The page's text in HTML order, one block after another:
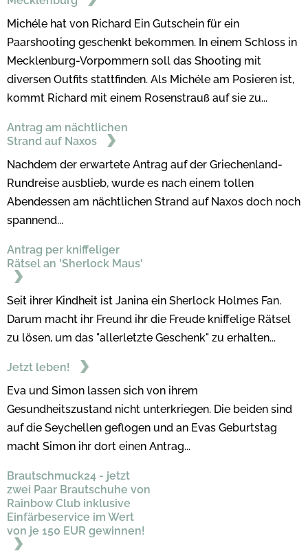
Michéle hat von Richard Ein Gutschein für ein
Paarshooting geschenkt bekommen. In einem Schloss in
Mecklenburg-Vorpommern soll das Shooting mit
diversen Outfits stattfinden. Als Michéle am Posieren ist,
kommt Richard mit einem Rosenstrauß auf sie zu...
Antrag am nächtlichen
Strand auf Naxos
Nachdem der erwartete Antrag auf der Griechenland-
Rundreise ausblieb, wurde es nach einem tollen
Abendessen am nächtlichen Strand auf Naxos doch noch
spannend...
Antrag per kniffeliger
Rätsel an 'Sherlock Maus'
Seit ihrer Kindheit ist Janina ein Sherlock Holmes Fan.
Darum macht ihr Freund ihr die Freude kniffelige Rätsel
zu lösen, um das "allerletzte Geschenk" zu erhalten...
Jetzt leben!
Eva und Simon lassen sich von ihrem
Gesundheitszustand nicht unterkriegen. Die beiden sind
auf die Seychellen geflogen und an Evas Geburtstag
macht Simon ihr dort einen Antrag...
Brautschmuck24 - jetzt
zwei Paar Brautschuhe von
Rainbow Club inklusive
Einfärbeservice im Wert
von je 150 EUR gewinnen!